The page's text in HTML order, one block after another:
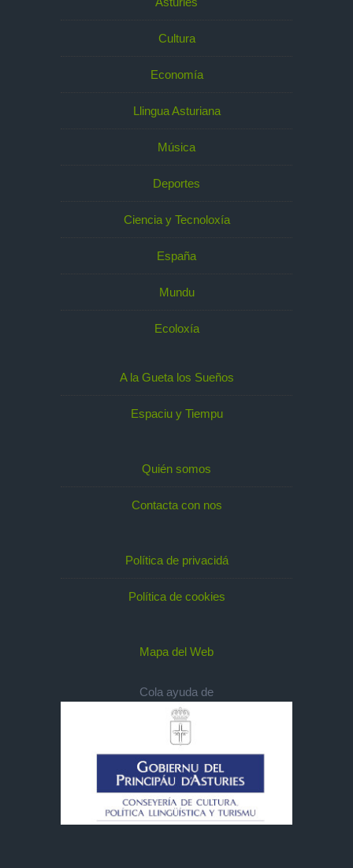
Cultura
Economía
Llingua Asturiana
Música
Deportes
Ciencia y Tecnoloxía
España
Mundu
Ecoloxía
A la Gueta los Sueños
Espaciu y Tiempu
Quién somos
Contacta con nos
Política de privacidá
Política de cookies
Mapa del Web
Cola ayuda de